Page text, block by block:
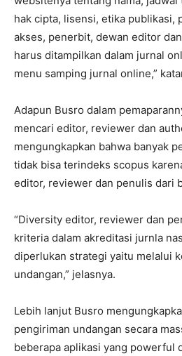
hak cipta, lisensi, etika publikasi,
akses, penerbit, dewan editor
harus ditampilkan dalam jurnal
menu samping jurnal online,”
Adapun Busro dalam
mencari editor, reviewer dan
mengungkapkan bahwa banyak
tidak bisa terindeks scopus
editor, reviewer dan penulis dari
“Diversity editor, reviewer dan
kriteria dalam akreditasi jurnla
diperlukan strategi yaitu melalui
undangan,” jelasnya.
Lebih lanjut Busro
pengiriman undangan secara
beberapa aplikasi yang powerful